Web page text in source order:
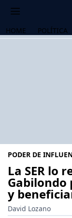
HOME POLÍTICA
PODER DE
La SER lo
y
David Lozano